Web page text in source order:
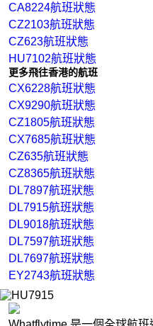
CA8224航班狀態
CZ2103航班狀態
CZ623航班狀態
HU7102航班狀態
更多飛往香港的航班
CX6228航班狀態
CX9290航班狀態
CZ1805航班狀態
CX7685航班狀態
CZ635航班狀態
CZ8365航班狀態
DL7897航班狀態
DL7915航班狀態
DL9018航班狀態
DL7597航班狀態
DL7697航班狀態
EY2743航班狀態